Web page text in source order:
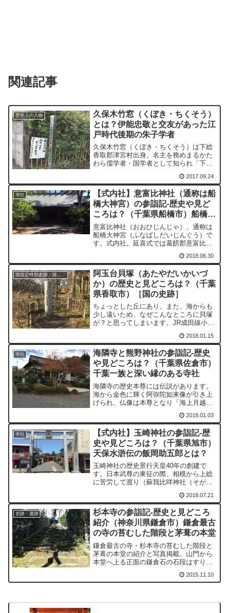
関連記事
歴史上の人物
久保木竹窓（くぼき・ちくそう）
とは？伊能忠敬と交友があった江
戸時代後期の朱子学者
久保木竹窓（くぼき・ちくそう）は下総
香取郡津宮村出身。名主を務めまるかた
わら儒学者・国学者として知られ「下総
久保木蟠龍」とまでいわれた。2017.09.24
寺社
【式内社】意富比神社（通称は船
橋大神宮）の参詣記-歴史や見ど
ころは？（千葉県船橋市）船橋の
由来の地も訪ねました
意富比神社（おおひじんじゃ）、通称は
船橋大神宮（ふなばしだいじんぐう）で
す。式内社。延喜式では葛餝郡意富比神
跡・寺社意富比神社（おおひじんじゃ）
の歴史景行天皇40年、日本武尊（やまと
たけるのみこと）の東国...
2018.06.30
阿玉台貝塚（あたやだいかいづ
か）の歴史と見どころは？（千葉
県香取市）［国の史跡］
ちょっとした丘にあり、また、海からも
少し遠いため、なぜこんなところに貝塚
が？と思ってしまいます。JR成田線小見
歩約40分です。車で小見川南小学校を目
指すのが一番わかりやすいです。史跡を
示す石碑は墓地の中に...
2018.01.15
寺社
海隣寺と熊野神社の参詣記-歴史
や見どころは？（千葉県佐倉市）
千葉一族と深い縁のある寺社
海隣寺の歴史本尊には伝説があります。
海から金色に輝く阿弥陀如来像が引き上
げられ、仏像は本尊となり「海上月越如
だった千葉勝胤が、馬加（幕張）に建立
したというものです。もともと寺は海沿
いにあったのですが、千葉...
2018.01.03
寺社
【式内社】玉崎神社の参詣記-歴
史や見どころは？（千葉県旭市）
天保水滸伝の飯岡助五郎とは？
玉崎神社の歴史景行天皇40年の創建で
す。日本武尊の東征の際、相模から上総
に苦労して渡り（蘇我比咩神社（そがひ
市吉浦）を経由して玉の浦（九十九里
浜）にやってきました。日本武尊は、そ
れまでの苦労から海上平安、...
2018.07.21
史跡・遺跡
杉本寺の参詣記-歴史と見どころ
紹介（神奈川県鎌倉市）鎌倉最古
の寺の苔むした階段と茅葺の本堂
鎌倉最古の寺・杉本寺の苔むした階段と
茅葺の本堂の紹介と写真掲載。山門から
本堂へ上る正面の鎌倉石の石段はすり減
段がいい具合に苔むしている。2015.11.10